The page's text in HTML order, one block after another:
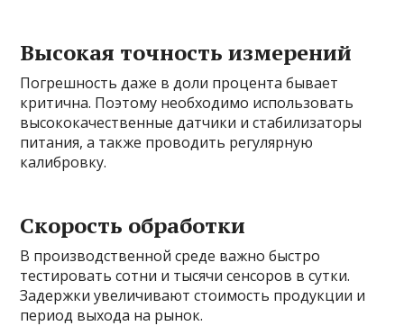
Высокая точность измерений
Погрешность даже в доли процента бывает
критична. Поэтому необходимо использовать
высококачественные датчики и стабилизаторы
питания, а также проводить регулярную
калибровку.
Скорость обработки
В производственной среде важно быстро
тестировать сотни и тысячи сенсоров в сутки.
Задержки увеличивают стоимость продукции и
период выхода на рынок.